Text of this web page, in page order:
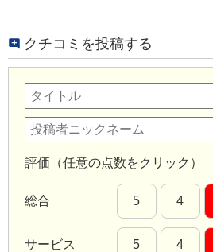
クチコミを投稿する
評価（任意の点数をクリック）
総合 5 4
サービス 5 4